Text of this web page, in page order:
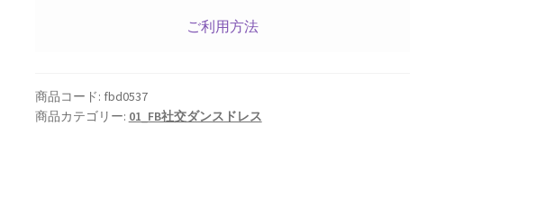
ご利用方法
商品コード: fbd0537
商品カテゴリー: 01_FB社交ダンスドレス